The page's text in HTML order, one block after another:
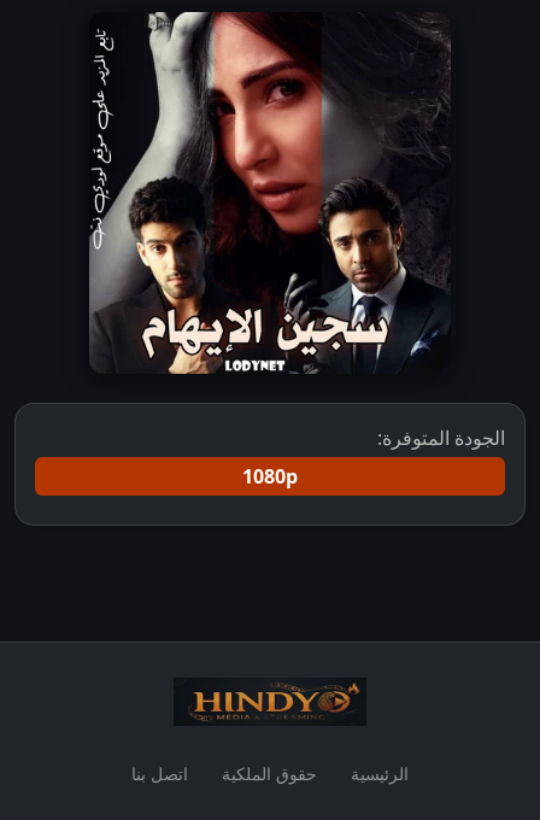
الجودة المتوفرة:
1080p
الرئيسية حقوق الملكية اتصل بنا